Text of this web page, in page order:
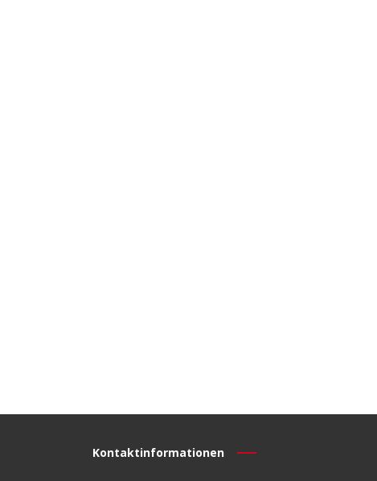
Kontaktinformationen